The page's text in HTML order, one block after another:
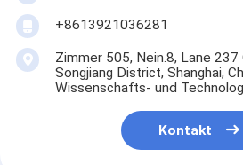
+8613921036281
Zimmer 505, Nein.8, Lane 237
Songjiang District, Shanghai,
Wissenschafts- und
Kontakt